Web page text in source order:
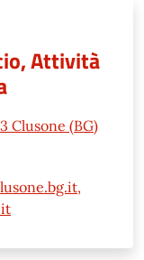
Attività
Clusone (BG)